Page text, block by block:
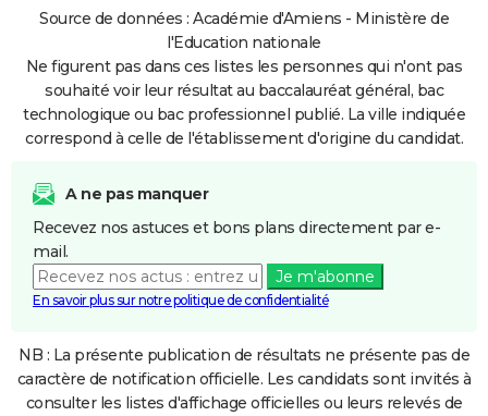
Source de données : Académie d'Amiens - Ministère de
l'Education nationale
Ne figurent pas dans ces listes les personnes qui n'ont pas
souhaité voir leur résultat au baccalauréat général, bac
technologique ou bac professionnel publié. La ville indiquée
correspond à celle de l'établissement d'origine du candidat.
A ne pas manquer
Recevez nos astuces et bons plans directement par e-
mail.
Je m'abonne
En savoir plus sur notre politique de confidentialité
NB : La présente publication de résultats ne présente pas de
caractère de notification officielle. Les candidats sont invités à
consulter les listes d'affichage officielles ou leurs relevés de